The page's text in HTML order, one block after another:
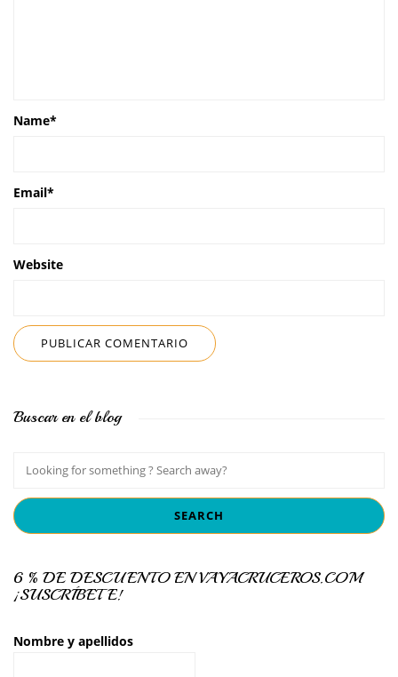
Name*
Email*
Website
Buscar en el blog
6 % DE DESCUENTO EN VAYACRUCEROS.COM
¡SUSCRÍBETE!
Nombre y apellidos